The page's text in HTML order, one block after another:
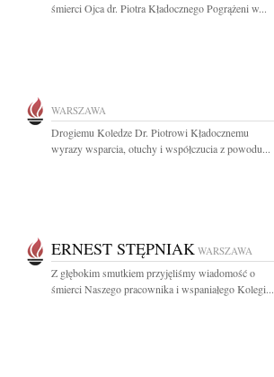
śmierci Ojca dr. Piotra Kładocznego Pogrążeni w...
WARSZAWA
Drogiemu Koledze Dr. Piotrowi Kładocznemu
wyrazy wsparcia, otuchy i współczucia z powodu...
ERNEST STĘPNIAK WARSZAWA
Z głębokim smutkiem przyjęliśmy wiadomość o
śmierci Naszego pracownika i wspaniałego Kolegi...